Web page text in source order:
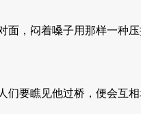
，闷着嗓子用那样一种
要瞧见他过桥，便会互